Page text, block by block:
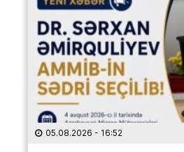
05.08.2026 - 16:52